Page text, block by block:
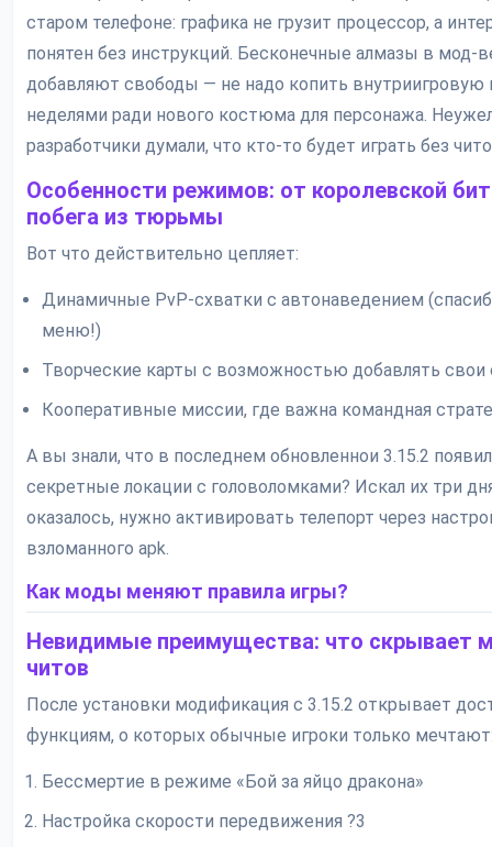
старом телефоне: графика не грузит процессор, а
понятен без инструкций. Бесконечные алмазы в мод-
добавляют свободы — не надо копить внутриигровую
неделями ради нового костюма для персонажа.
разработчики думали, что кто-то будет играть без
Особенности режимов: от королевской
побега из тюрьмы
Вот что действительно цепляет:
Динамичные PvP-схватки с автонаведением
меню!)
Творческие карты с возможностью добавлять
Кооперативные миссии, где важна командная
А вы знали, что в последнем обновленнои 3.15.2
секретные локации с головоломками? Искал их три
оказалось, нужно активировать телепорт через
взломанного apk.
Как моды меняют правила игры?
Невидимые преимущества: что скрывает
читов
После установки модификация с 3.15.2 открывает
функциям, о которых обычные игроки только
Бессмертие в режиме «Бой за яйцо дракона»
Настройка скорости передвижения ?3